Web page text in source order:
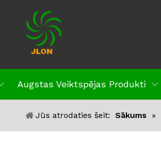
Augstas Veiktspējas Produkti
Jūs atrodaties šeit: Sākums »